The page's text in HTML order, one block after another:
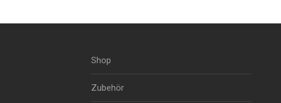
mehrere
Die
Shop
Zubehör